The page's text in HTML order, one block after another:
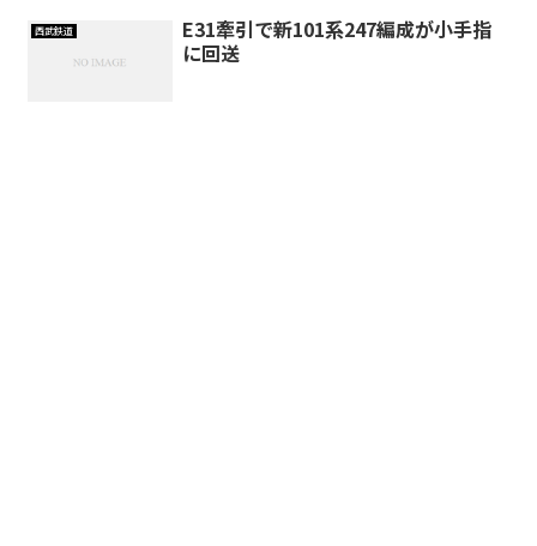
西武鉄道
E31牽引で新101系247編成が小手指
に回送